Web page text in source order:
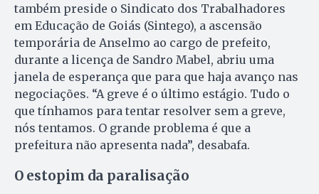
também preside o Sindicato dos Trabalhadores
em Educação de Goiás (Sintego), a ascensão
temporária de Anselmo ao cargo de prefeito,
durante a licença de Sandro Mabel, abriu uma
janela de esperança que para que haja avanço nas
negociações. “A greve é o último estágio. Tudo o
que tínhamos para tentar resolver sem a greve,
nós tentamos. O grande problema é que a
prefeitura não apresenta nada”, desabafa.
O estopim da paralisação